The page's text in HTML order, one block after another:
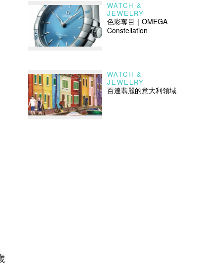
WATCH &
JEWELRY
色彩奪目｜OMEGA
Constellation
WATCH &
JEWELRY
百達翡麗的意大利領域